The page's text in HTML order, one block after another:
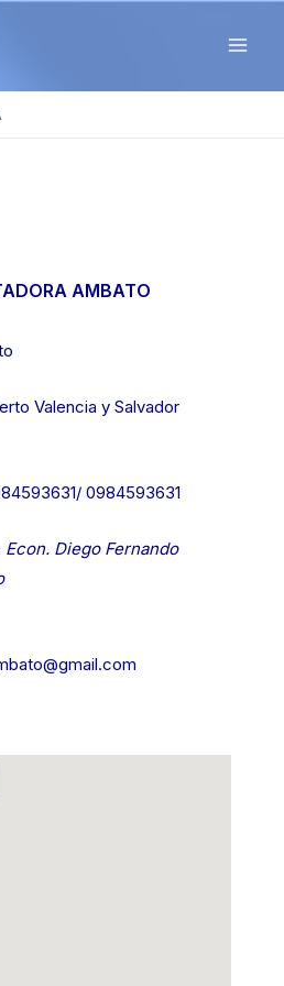
AMBATO
Valencia y Salvador
0984593631
Econ. Diego Fernando